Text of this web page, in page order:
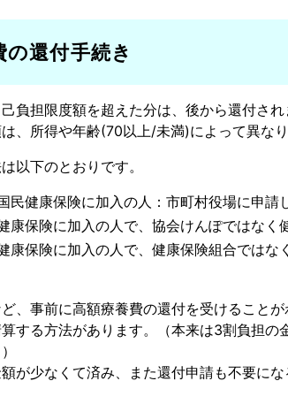
の還付手続き
負担限度額を超えた分は、後から還付され
、所得や年齢(70以上/未満)によって異なり
以下のとおりです。
民健康保険に加入の人：市町村役場に申請
康保険に加入の人で、協会けんぽではなく
康保険に加入の人で、健康保険組合では
、事前に高額療養費の還付を受けること
する方法があります。（本来は3割負担
が少なくて済み、また還付申請も不要に